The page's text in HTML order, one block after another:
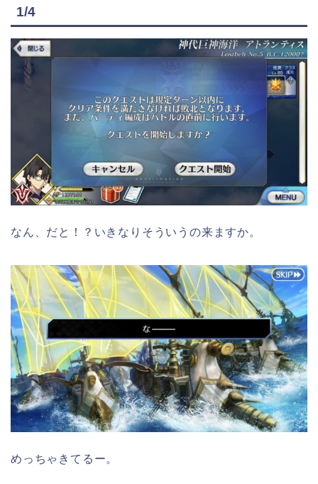
1/4
なん、だと！？いきなりそういうの来ますか。
めっちゃきてるー。